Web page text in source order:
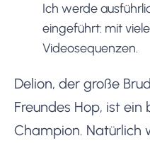
Ich werde
eingeführt: mit
Videosequenzen.
Delion, der große
Freundes Hop, ist
Champion. Natürlich